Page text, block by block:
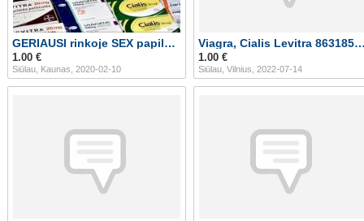
GERIAUSI rinkoje SEX papildai vyriškai sveikatai!
1.00 €
Siūlau, Kaunas, 2020-02-10
Viagra, Cialis Levitra
1.00 €
Siūlau, Vilnius, 2022-07-14